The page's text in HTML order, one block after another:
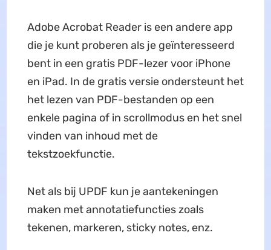
Adobe Acrobat Reader is een andere app
die je kunt proberen als je geïnteresseerd
bent in een gratis PDF-lezer voor iPhone
en iPad. In de gratis versie ondersteunt het
het lezen van PDF-bestanden op een
enkele pagina of in scrollmodus en het snel
vinden van inhoud met de
tekstzoekfunctie.
Net als bij UPDF kun je aantekeningen
maken met annotatiefuncties zoals
tekenen, markeren, sticky notes, enz.